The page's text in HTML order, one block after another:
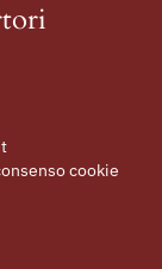
cookie